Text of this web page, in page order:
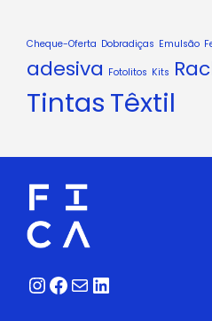
Cheque-Oferta Dobradiças Emulsão
adesiva Fotolitos Kits
TintasTêxtil
Instagram
Facebook
Correio
LinkedIn